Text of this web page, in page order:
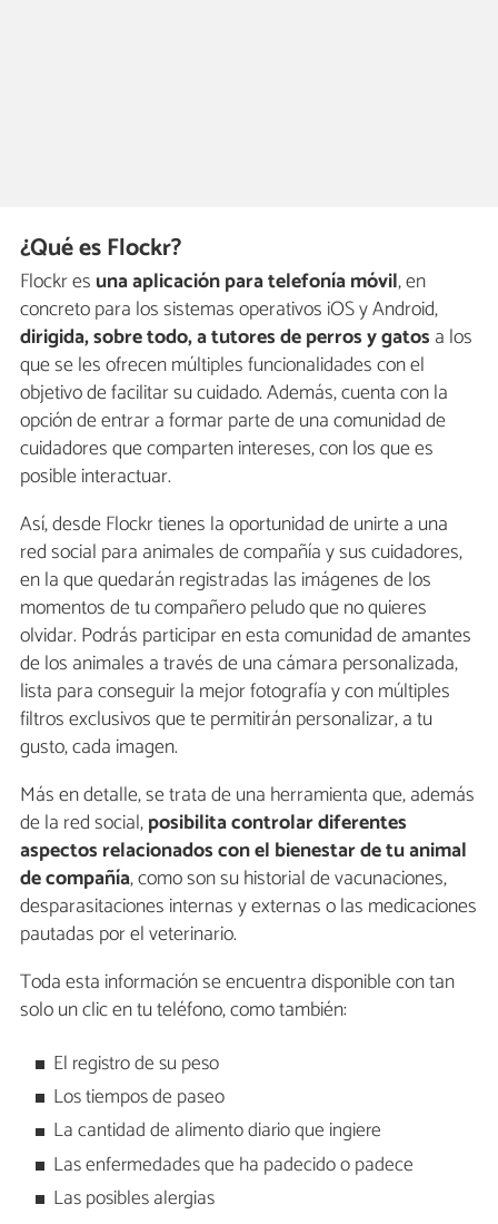
¿Qué es Flockr?
Flockr es una aplicación para telefonía móvil, en
concreto para los sistemas operativos iOS y Android,
dirigida, sobre todo, a tutores de perros y gatos a los
que se les ofrecen múltiples funcionalidades con el
objetivo de facilitar su cuidado. Además, cuenta con la
opción de entrar a formar parte de una comunidad de
cuidadores que comparten intereses, con los que es
posible interactuar.
Así, desde Flockr tienes la oportunidad de unirte a una
red social para animales de compañía y sus cuidadores,
en la que quedarán registradas las imágenes de los
momentos de tu compañero peludo que no quieres
olvidar. Podrás participar en esta comunidad de amantes
de los animales a través de una cámara personalizada,
lista para conseguir la mejor fotografía y con múltiples
filtros exclusivos que te permitirán personalizar, a tu
gusto, cada imagen.
Más en detalle, se trata de una herramienta que, además
de la red social,posibilita controlar diferentes
aspectos relacionados con el bienestar de tu animal
de compañía, como son su historial de vacunaciones,
desparasitaciones internas y externas o las medicaciones
pautadas por el veterinario.
Toda esta información se encuentra disponible con tan
solo un clic en tu teléfono, como también:
El registro de su peso
Los tiempos de paseo
La cantidad de alimento diario que ingiere
Las enfermedades que ha padecido o padece
Las posibles alergias